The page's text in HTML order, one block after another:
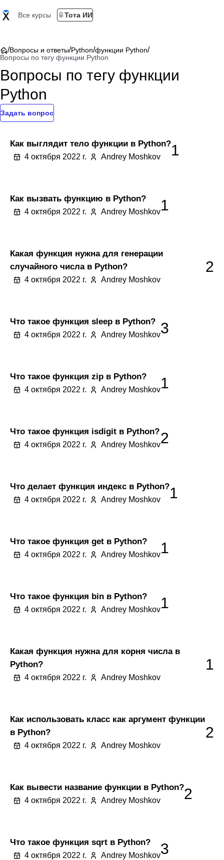
Все курсы Тота ИИ
/Вопросы и ответы/Python/функции Python/
Вопросы по тегу функции Python
Вопросы по тегу функции
Python
Задать вопрос
Как выглядит тело функции в Python?
4 октября 2022 г. Andrey Moshkov 1
Как вызвать функцию в Python?
4 октября 2022 г. Andrey Moshkov1
Какая функция нужна для генерации
случайного числа в Python?
4 октября 2022 г. Andrey Moshkov
2
Что такое функция sleep в Python?
4 октября 2022 г. Andrey Moshkov3
Что такое функция zip в Python?
4 октября 2022 г. Andrey Moshkov1
Что такое функция isdigit в Python?
4 октября 2022 г. Andrey Moshkov2
Что делает функция индекс в Python?
4 октября 2022 г. Andrey Moshkov 1
Что такое функция get в Python?
4 октября 2022 г. Andrey Moshkov1
Что такое функция bin в Python?
4 октября 2022 г. Andrey Moshkov1
Какая функция нужна для корня числа в
Python?
4 октября 2022 г. Andrey Moshkov
1
Как использовать класс как аргумент функции
в Python?
4 октября 2022 г. Andrey Moshkov
2
Как вывести название функции в Python?
4 октября 2022 г. Andrey Moshkov 2
Что такое функция sqrt в Python?
4 октября 2022 г. Andrey Moshkov3